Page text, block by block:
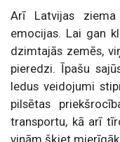
Arī Latvijas ziema
emocijas. Lai gan
dzimtajās zemēs,
pieredzi. Īpašu
ledus veidojumi
pilsētas
transportu, kā arī